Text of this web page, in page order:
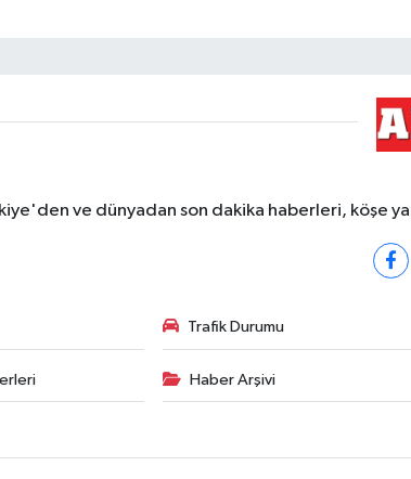
ve dünyadan son dakika haberleri, köşe
Trafik Durumu
Haber Arşivi